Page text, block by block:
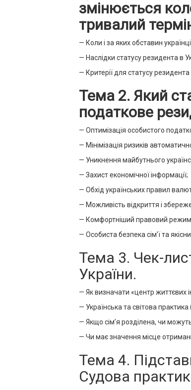
змінюється
тривалий
— Коли і за яких обставин
— Наслідки статусу резидента в
— Критерії для статусу
Тема 2. Який
податкове
— Оптимізація особистого
— Мінімізація ризиків
— Уникнення майбутнього
— Захист економічної інформації;
— Обхід українських правил
— Можливість відкриття і
— Комфортніший правовий режим
— Особиста безпека сім’ї та
Тема 3. Чек-
України.
— Як визначати «центр життєвих
— Українська та світова
— Якщо сім’я розділена, чи
— Чи має значення місце
Тема 4.
Судова